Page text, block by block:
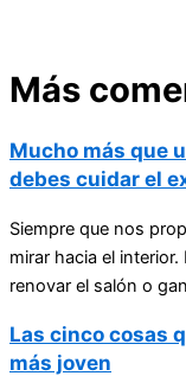
Más
Mucho más que
debes cuidar el
Siempre que nos
mirar hacia el
renovar el salón o
Las cinco cosas
más joven